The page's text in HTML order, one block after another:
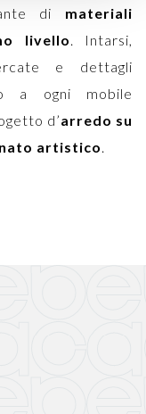
di materiali
livello. Intarsi,
e dettagli
a ogni mobile
d’arredo su
artistico.